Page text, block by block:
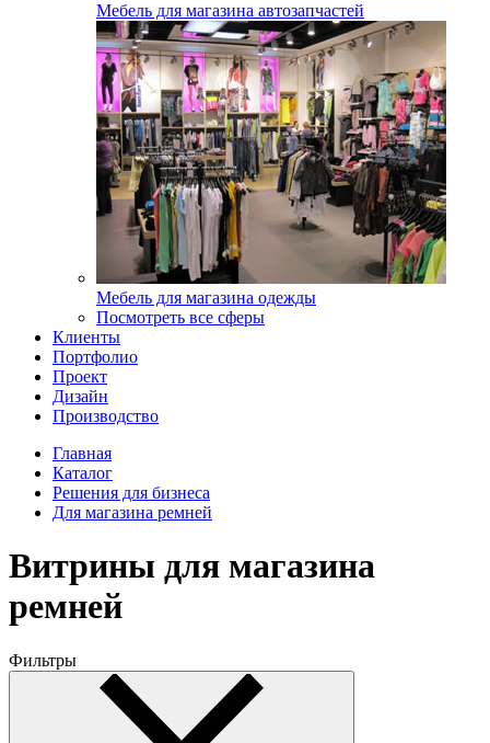
Мебель для магазина автозапчастей
Мебель для магазина одежды
Посмотреть все сферы
Клиенты
Портфолио
Проект
Дизайн
Производство
Главная
Каталог
Решения для бизнеса
Для магазина ремней
Витрины для магазина
ремней
Фильтры